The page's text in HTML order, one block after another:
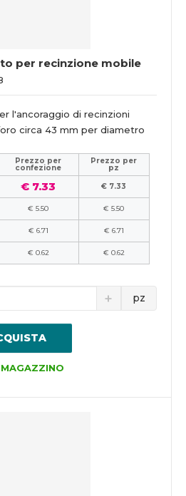
per recinzione mobile
l'ancoraggio di recinzioni
circa 43 mm per diametro
Prezzo per
confezione
Prezzo per
pz
€ 7.33
€ 7.33
€ 5.50
€ 5.50
€ 6.71
€ 6.71
€ 0.62 € 0.62
pz